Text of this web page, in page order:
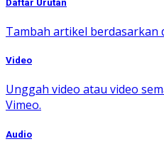
Daftar Urutan
Tambah artikel berdasarkan
Video
Unggah video atau video
Vimeo.
Audio